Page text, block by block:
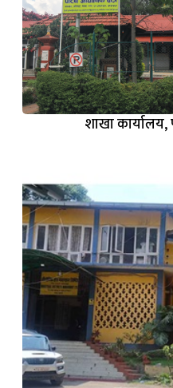
शाखा कार्यालय,